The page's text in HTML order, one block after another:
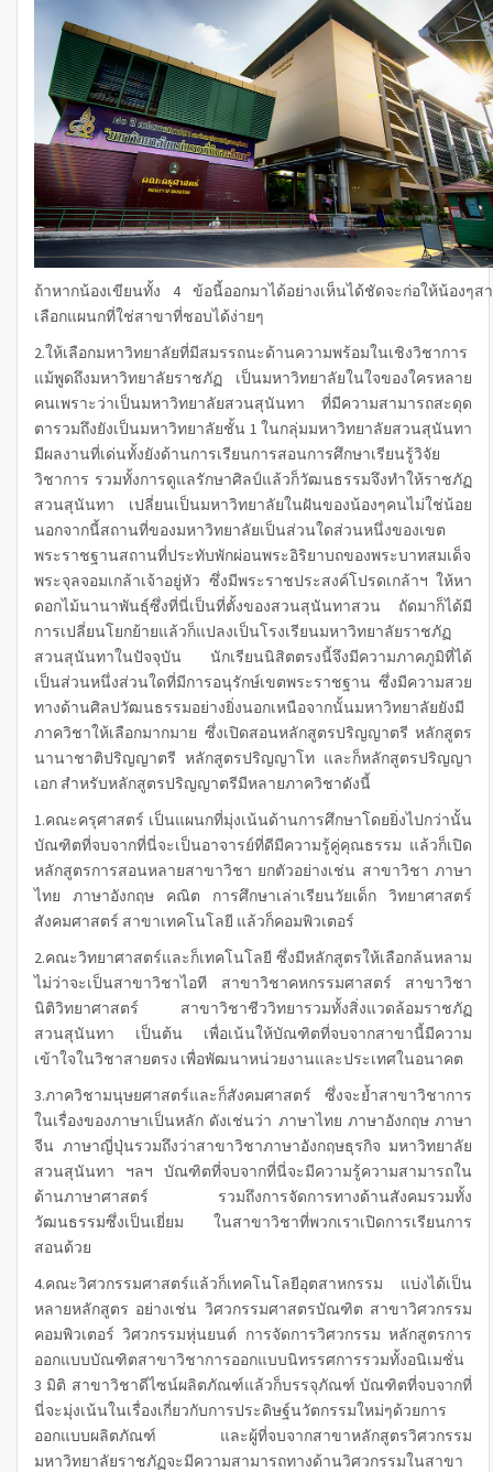
ถ้าหากน้องเขียนทั้ง 4 ข้อนี้ออกมาได้อย่างเห็นได้ชัดจะก่อให้น้องๆส
เลือกแผนกที่ใช่สาขาที่ชอบได้ง่ายๆ
2.ให้เลือกมหาวิทยาลัยที่มีสมรรถนะด้านความพร้อมในเชิงวิชาการ
แม้พูดถึงมหาวิทยาลัยราชภัฏ เป็นมหาวิทยาลัยในใจของใครหลาย
คนเพราะว่าเป็นมหาวิทยาลัยสวนสุนันทา ที่มีความสามารถสะดุด
ตารวมถึงยังเป็นมหาวิทยาลัยชั้น 1 ในกลุ่มมหาวิทยาลัยสวนสุนันทา
มีผลงานที่เด่นทั้งยังด้านการเรียนการสอนการศึกษาเรียนรู้วิจัย
วิชาการ รวมทั้งการดูแลรักษาศิลป์แล้วก็วัฒนธรรมจึงทำให้ราชภัฏ
สวนสุนันทา เปลี่ยนเป็นมหาวิทยาลัยในฝันของน้องๆคนไม่ใช่น้อย
นอกจากนี้สถานที่ของมหาวิทยาลัยเป็นส่วนใดส่วนหนึ่งของเขต
พระราชฐานสถานที่ประทับพักผ่อนพระอิริยาบถของพระบาทสมเด็จ
พระจุลจอมเกล้าเจ้าอยู่หัว ซึ่งมีพระราชประสงค์โปรดเกล้าฯ ให้หา
ดอกไม้นานาพันธุ์ซึ่งที่นี่เป็นที่ตั้งของสวนสุนันทาสวน ถัดมาก็ได้มี
การเปลี่ยนโยกย้ายแล้วก็แปลงเป็นโรงเรียนมหาวิทยาลัยราชภัฏ
สวนสุนันทาในปัจจุบัน นักเรียนนิสิตตรงนี้จึงมีความภาคภูมิที่ได้
เป็นส่วนหนึ่งส่วนใดที่มีการอนุรักษ์เขตพระราชฐาน ซึ่งมีความสวย
ทางด้านศิลปวัฒนธรรมอย่างยิ่งนอกเหนือจากนั้นมหาวิทยาลัยยังมี
ภาควิชาให้เลือกมากมาย ซึ่งเปิดสอนหลักสูตรปริญญาตรี หลักสูตร
นานาชาติปริญญาตรี หลักสูตรปริญญาโท และก็หลักสูตรปริญญา
เอก สำหรับหลักสูตรปริญญาตรีมีหลายภาควิชาดังนี้
1.คณะครุศาสตร์ เป็นแผนกที่มุ่งเน้นด้านการศึกษาโดยยิ่งไปกว่านั้น
บัณฑิตที่จบจากที่นี่จะเป็นอาจารย์ที่ดีมีความรู้คู่คุณธรรม แล้วก็เปิด
หลักสูตรการสอนหลายสาขาวิชา ยกตัวอย่างเช่น สาขาวิชา ภาษา
ไทย ภาษาอังกฤษ คณิต การศึกษาเล่าเรียนวัยเด็ก วิทยาศาสตร์
สังคมศาสตร์ สาขาเทคโนโลยี แล้วก็คอมพิวเตอร์
2.คณะวิทยาศาสตร์และก็เทคโนโลยี ซึ่งมีหลักสูตรให้เลือกล้นหลาม
ไม่ว่าจะเป็นสาขาวิชาไอที สาขาวิชาคหกรรมศาสตร์ สาขาวิชา
นิติวิทยาศาสตร์ สาขาวิชาชีววิทยารวมทั้งสิ่งแวดล้อมราชภัฏ
สวนสุนันทา เป็นต้น เพื่อเน้นให้บัณฑิตที่จบจากสาขานี้มีความ
เข้าใจในวิชาสายตรง เพื่อพัฒนาหน่วยงานและประเทศในอนาคต
3.ภาควิชามนุษยศาสตร์และก็สังคมศาสตร์ ซึ่งจะย้ำสาขาวิชาการ
ในเรื่องของภาษาเป็นหลัก ดังเช่นว่า ภาษาไทย ภาษาอังกฤษ ภาษา
จีน ภาษาญี่ปุ่นรวมถึงว่าสาขาวิชาภาษาอังกฤษธุรกิจ มหาวิทยาลัย
สวนสุนันทา ฯลฯ บัณฑิตที่จบจากที่นี่จะมีความรู้ความสามารถใน
ด้านภาษาศาสตร์ รวมถึงการจัดการทางด้านสังคมรวมทั้ง
วัฒนธรรมซึ่งเป็นเยี่ยม ในสาขาวิชาที่พวกเราเปิดการเรียนการ
สอนด้วย
4.คณะวิศวกรรมศาสตร์แล้วก็เทคโนโลยีอุตสาหกรรม แบ่งได้เป็น
หลายหลักสูตร อย่างเช่น วิศวกรรมศาสตรบัณฑิต สาขาวิศวกรรม
คอมพิวเตอร์ วิศวกรรมหุ่นยนต์ การจัดการวิศวกรรม หลักสูตรการ
ออกแบบบัณฑิตสาขาวิชาการออกแบบนิทรรศการรวมทั้งอนิเมชั่น
3 มิติ สาขาวิชาดีไซน์ผลิตภัณฑ์แล้วก็บรรจุภัณฑ์ บัณฑิตที่จบจากที่
นี่จะมุ่งเน้นในเรื่องเกี่ยวกับการประดิษฐ์นวัตกรรมใหม่ๆด้วยการ
ออกแบบผลิตภัณฑ์ และผู้ที่จบจากสาขาหลักสูตรวิศวกรรม
มหาวิทยาลัยราชภัฏจะมีความสามารถทางด้านวิศวกรรมในสาขา